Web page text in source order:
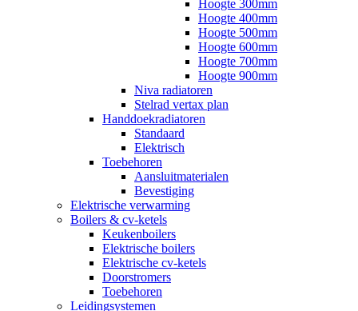
Hoogte 300mm
Hoogte 400mm
Hoogte 500mm
Hoogte 600mm
Hoogte 700mm
Hoogte 900mm
Niva radiatoren
Stelrad vertax plan
Handdoekradiatoren
Standaard
Elektrisch
Toebehoren
Aansluitmaterialen
Bevestiging
Elektrische verwarming
Boilers & cv-ketels
Keukenboilers
Elektrische boilers
Elektrische cv-ketels
Doorstromers
Toebehoren
Leidingsystemen